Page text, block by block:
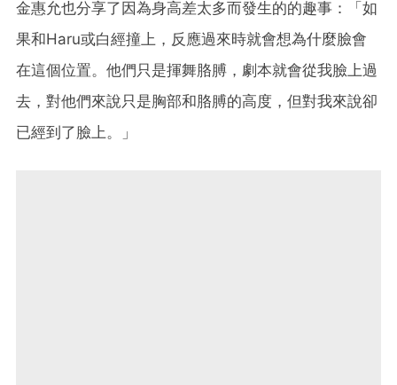
金惠允也分享了因為身高差太多而發生的的趣事：「如
果和Haru或白經撞上，反應過來時就會想為什麼臉會
在這個位置。他們只是揮舞胳膊，劇本就會從我臉上過
去，對他們來說只是胸部和胳膊的高度，但對我來說卻
已經到了臉上。」